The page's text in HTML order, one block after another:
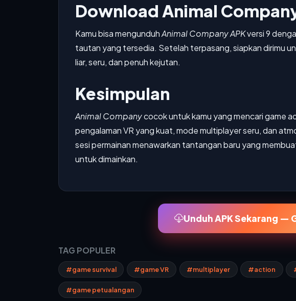
Download Animal
Kamu bisa mengunduhAnimal Company APKversi 9
tautan yang tersedia. Setelah terpasang, siapkan dirimu
liar, seru, dan penuh kejutan.
Kesimpulan
Animal Companycocok untuk kamu yang mencari game
pengalaman VR yang kuat, mode multiplayer seru, dan
sesi permainan menawarkan tantangan baru yang
untuk dimainkan.
Unduh APK Sekarang —
TAG POPULER
#game survival #game VR #multiplayer #action
#game petualangan